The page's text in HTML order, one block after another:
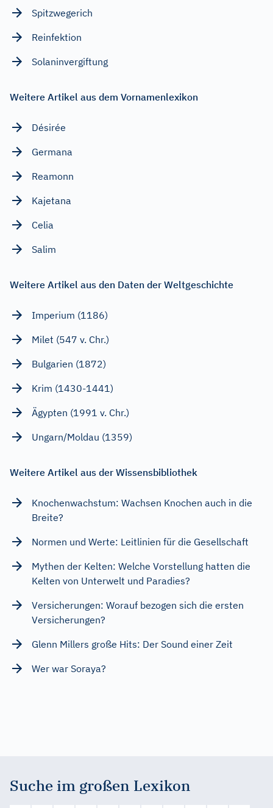
Spitzwegerich
Reinfektion
Solaninvergiftung
Weitere Artikel aus dem Vornamenlexikon
Désirée
Germana
Reamonn
Kajetana
Celia
Salim
Weitere Artikel aus den Daten der Weltgeschichte
Imperium (1186)
Milet (547 v. Chr.)
Bulgarien (1872)
Krim (1430-1441)
Ägypten (1991 v. Chr.)
Ungarn/Moldau (1359)
Weitere Artikel aus der Wissensbibliothek
Knochenwachstum: Wachsen Knochen auch in die
Breite?
Normen und Werte: Leitlinien für die Gesellschaft
Mythen der Kelten: Welche Vorstellung hatten die
Kelten von Unterwelt und Paradies?
Versicherungen: Worauf bezogen sich die ersten
Versicherungen?
Glenn Millers große Hits: Der Sound einer Zeit
Wer war Soraya?
Suche im großen Lexikon